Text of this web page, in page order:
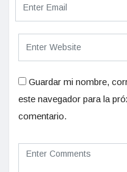
Guardar mi nombre,
este navegador para la
comentario.